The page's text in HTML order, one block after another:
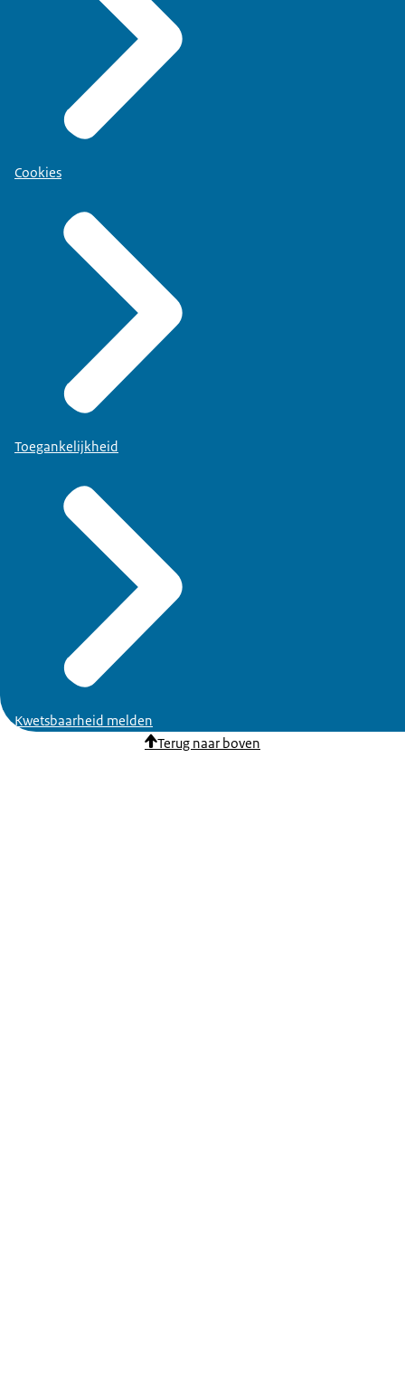
Cookies
Toegankelijkheid
Kwetsbaarheid melden
Terug naar boven